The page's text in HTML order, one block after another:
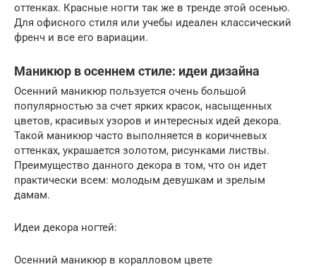
оттенках. Красные ногти так же в тренде этой осенью.
Для офисного стиля или учебы идеален классический
френч и все его вариации.
Маникюр в осеннем стиле: идеи дизайна
Осенний маникюр пользуется очень большой
популярностью за счет ярких красок, насыщенных
цветов, красивых узоров и интересных идей декора.
Такой маникюр часто выполняется в коричневых
оттенках, украшается золотом, рисунками листвы.
Преимущество данного декора в том, что он идет
практически всем: молодым девушкам и зрелым
дамам.
Идеи декора ногтей:
Осенний маникюр в коралловом цвете